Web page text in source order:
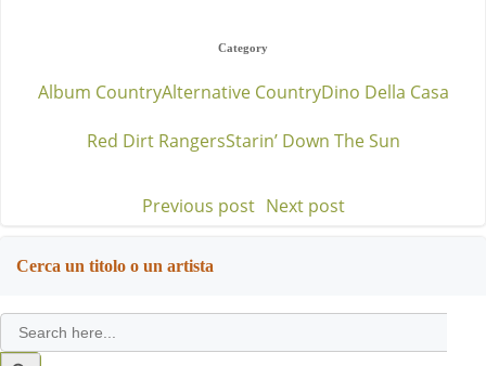
Category
Album CountryAlternative CountryDino Della Casa
Red Dirt RangersStarin’ Down The Sun
Post
navigation
Previous post Post
Next post
Cerca un titolo o un artista
Search
for:
Search